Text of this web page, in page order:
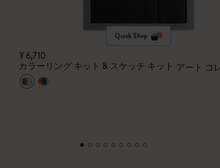
Quick Shop
¥ 6,710
カラーリング キット & スケッチ キット アート コ